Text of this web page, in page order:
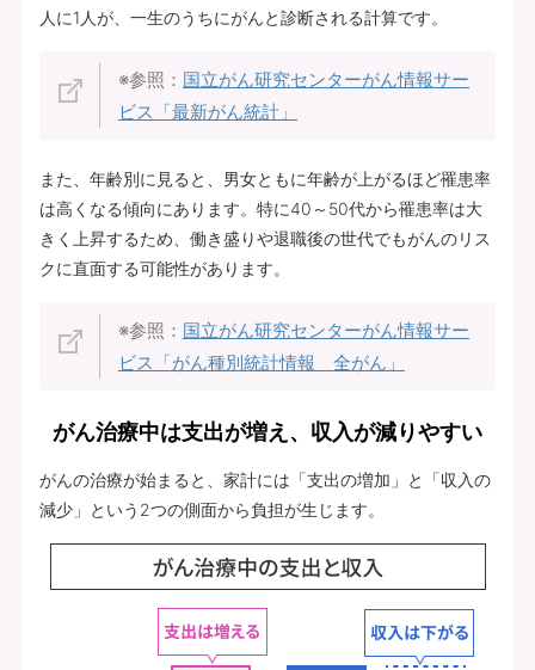
人に1人が、一生のうちにがんと診断される計算です。
※参照： 国立がん研究センターがん情報サー
ビス「最新がん統計」
また、年齢別に見ると、男女ともに年齢が上がるほど罹患率
は高くなる傾向にあります。特に40～50代から罹患率は大
きく上昇するため、働き盛りや退職後の世代でもがんのリス
クに直面する可能性があります。
※参照： 国立がん研究センターがん情報サー
ビス「がん種別統計情報 全がん」
がん治療中は支出が増え、収入が減りやすい
がんの治療が始まると、家計には「支出の増加」と「収入の
減少」という2つの側面から負担が生じます。